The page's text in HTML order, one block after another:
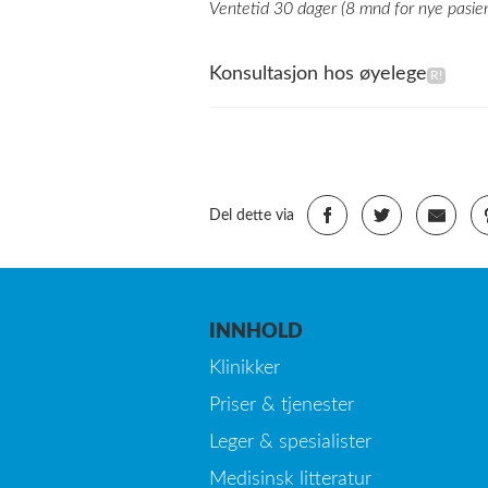
Ventetid 30 dager (8 mnd for nye
Konsultasjon hos øyelege
Del dette via
INNHOLD
Klinikker
Priser & tjenester
Leger & spesialister
Medisinsk litteratur